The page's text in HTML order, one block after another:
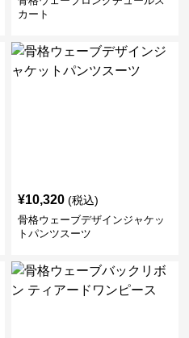
カート
¥10,320 (税込)
骨格ウェーブデザインジャケッ
トパンツスーツ